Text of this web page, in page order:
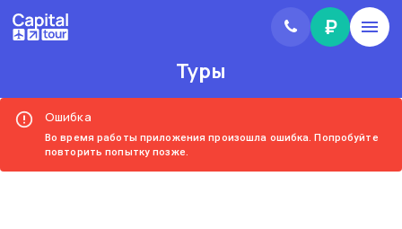
₽
Туры
Ошибка
Во время работы приложения произошла ошибка. Попробуйте
повторить попытку позже.